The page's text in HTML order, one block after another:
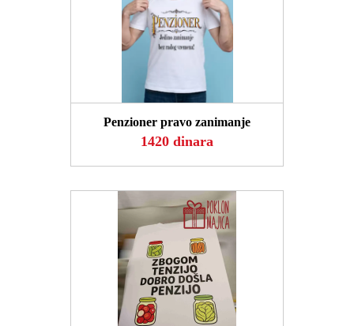
POGLEDAJ
Penzioner pravo zanimanje
1420 dinara